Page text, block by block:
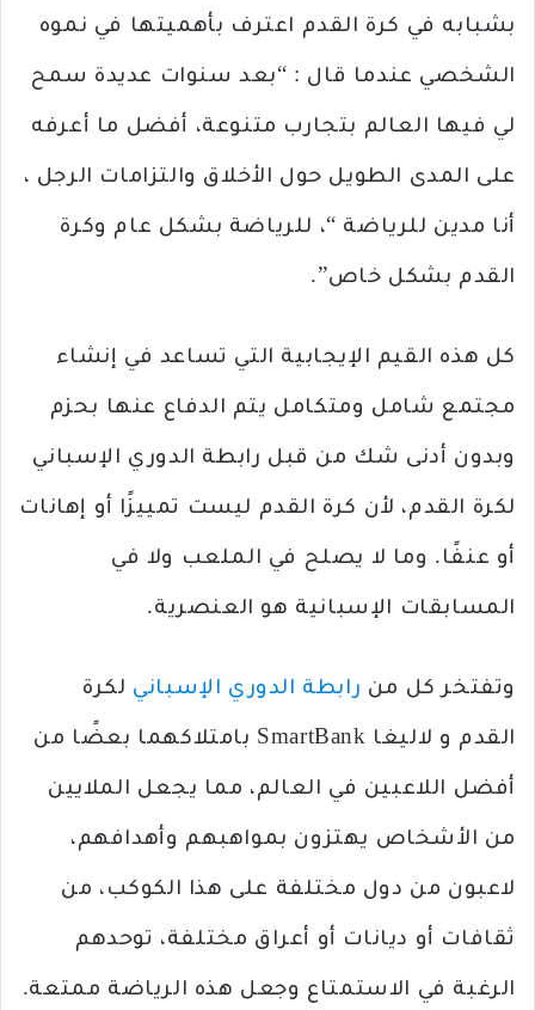
بشبابه في كرة القدم اعترف بأهميتها في نموه
الشخصي عندما قال : “بعد سنوات عديدة سمح
لي فيها العالم بتجارب متنوعة، أفضل ما أعرفه
على المدى الطويل حول الأخلاق والتزامات الرجل ،
أنا مدين للرياضة “، للرياضة بشكل عام وكرة
القدم بشكل خاص”.
كل هذه القيم الإيجابية التي تساعد في إنشاء
مجتمع شامل ومتكامل يتم الدفاع عنها بحزم
وبدون أدنى شك من قبل رابطة الدوري الإسباني
لكرة القدم، لأن كرة القدم ليست تمييزًا أو إهانات
أو عنفًا. وما لا يصلح في الملعب ولا في
المسابقات الإسبانية هو العنصرية.
وتفتخر كل من رابطة الدوري الإسباني لكرة
القدم و لاليغا SmartBank بامتلاكهما بعضًا من
أفضل اللاعبين في العالم، مما يجعل الملايين
من الأشخاص يهتزون بمواهبهم وأهدافهم،
لاعبون من دول مختلفة على هذا الكوكب، من
ثقافات أو ديانات أو أعراق مختلفة، توحدهم
الرغبة في الاستمتاع وجعل هذه الرياضة ممتعة.